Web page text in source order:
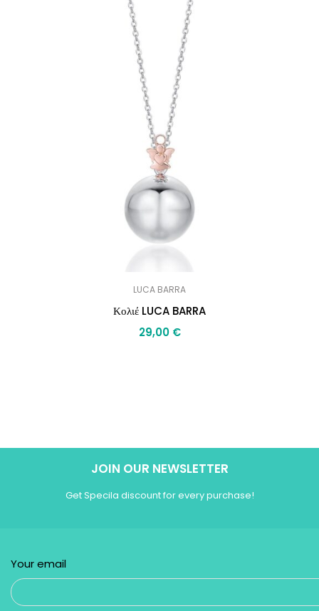
LUCA BARRA
Κολιέ LUCA BARRA
29,00 €
JOIN OUR NEWSLETTER
Get Specila discount for every purchase!
Your email